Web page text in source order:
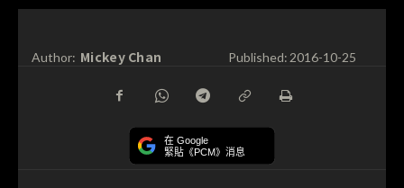
Author: Mickey Chan Published:2016-10-25
在 Google
緊貼《PCM》消息